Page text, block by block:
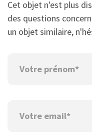
Cet objet n'est plus
des questions
un objet similaire,